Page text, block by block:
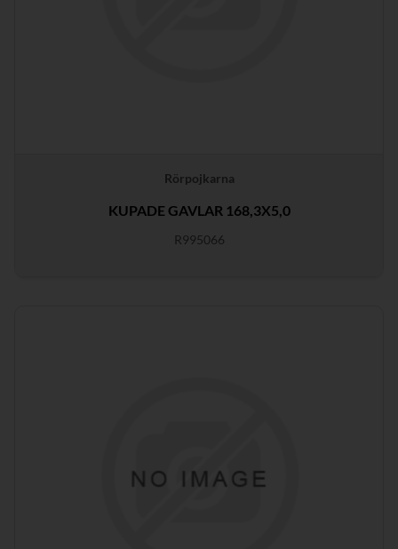
Rörpojkarna
KUPADE GAVLAR 168,3X5,0
R995066